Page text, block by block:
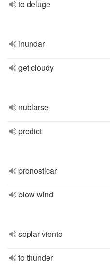
to deluge
inundar
get cloudy
nublarse
predict
pronosticar
blow wind
soplar viento
to thunder